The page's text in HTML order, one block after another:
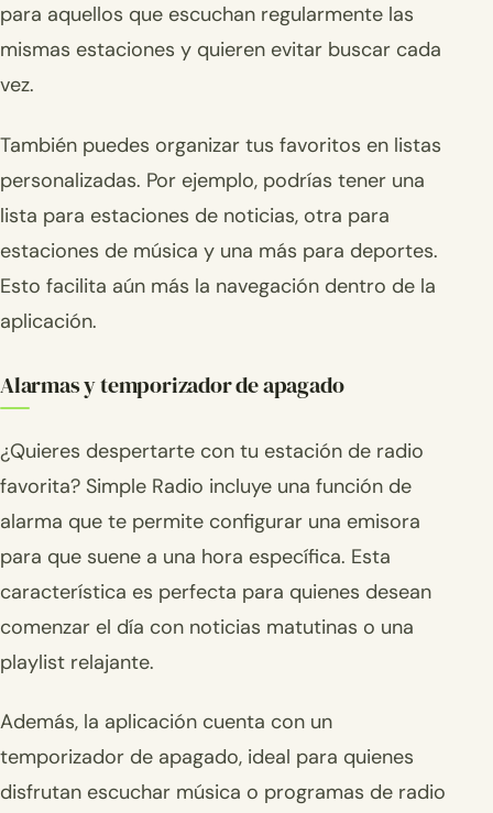
para aquellos que escuchan regularmente las
mismas estaciones y quieren evitar buscar cada
vez.
También puedes organizar tus favoritos en listas
personalizadas. Por ejemplo, podrías tener una
lista para estaciones de noticias, otra para
estaciones de música y una más para deportes.
Esto facilita aún más la navegación dentro de la
aplicación.
Alarmas y temporizador de apagado
¿Quieres despertarte con tu estación de radio
favorita? Simple Radio incluye una función de
alarma que te permite configurar una emisora
para que suene a una hora específica. Esta
característica es perfecta para quienes desean
comenzar el día con noticias matutinas o una
playlist relajante.
Además, la aplicación cuenta con un
temporizador de apagado, ideal para quienes
disfrutan escuchar música o programas de radio